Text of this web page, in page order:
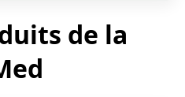
de la